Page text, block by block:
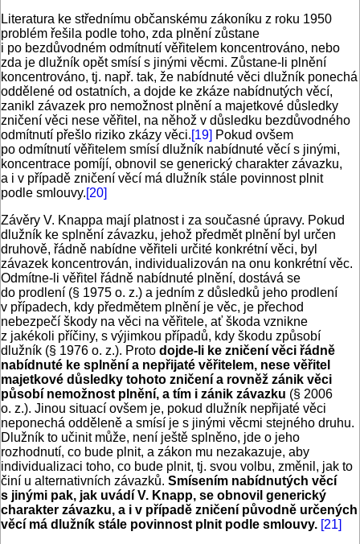
Literatura ke střednímu občanskému zákoníku z roku 1950
problém řešila podle toho, zda plnění zůstane
i po bezdůvodném odmítnutí věřitelem koncentrováno, nebo
zda je dlužník opět smísí s jinými věcmi. Zůstane-li plnění
koncentrováno, tj. např. tak, že nabídnuté věci dlužník ponechá
oddělené od ostatních, a dojde ke zkáze nabídnutých věcí,
zanikl závazek pro nemožnost plnění a majetkové důsledky
zničení věci nese věřitel, na něhož v důsledku bezdůvodného
odmítnutí přešlo riziko zkázy věci.[19] Pokud ovšem
po odmítnutí věřitelem smísí dlužník nabídnuté věcí s jinými,
koncentrace pomíjí, obnovil se generický charakter závazku,
a i v případě zničení věcí má dlužník stále povinnost plnit
podle smlouvy.[20]
Závěry V. Knappa mají platnost i za současné úpravy. Pokud
dlužník ke splnění závazku, jehož předmět plnění byl určen
druhově, řádně nabídne věřiteli určité konkrétní věci, byl
závazek koncentrován, individualizován na onu konkrétní věc.
Odmítne-li věřitel řádně nabídnuté plnění, dostává se
do prodlení (§ 1975 o. z.) a jedním z důsledků jeho prodlení
v případech, kdy předmětem plnění je věc, je přechod
nebezpečí škody na věci na věřitele, ať škoda vznikne
z jakékoli příčiny, s výjimkou případů, kdy škodu způsobí
dlužník (§ 1976 o. z.). Proto dojde-li ke zničení věci řádně
nabídnuté ke splnění a nepřijaté věřitelem, nese věřitel
majetkové důsledky tohoto zničení a rovněž zánik věci
působí nemožnost plnění, a tím i zánik závazku (§ 2006
o. z.). Jinou situací ovšem je, pokud dlužník nepřijaté věci
neponechá odděleně a smísí je s jinými věcmi stejného druhu.
Dlužník to učinit může, není ještě splněno, jde o jeho
rozhodnutí, co bude plnit, a zákon mu nezakazuje, aby
individualizaci toho, co bude plnit, tj. svou volbu, změnil, jak to
činí u alternativních závazků. Smísením nabídnutých věcí
s jinými pak, jak uvádí V. Knapp, se obnovil generický
charakter závazku, a i v případě zničení původně určených
věcí má dlužník stále povinnost plnit podle smlouvy. [21]